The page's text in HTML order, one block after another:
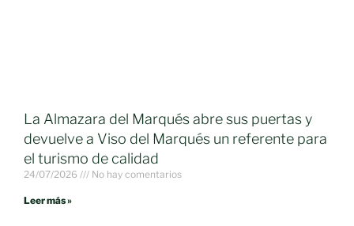
La Almazara del Marqués abre sus puertas y
devuelve a Viso del Marqués un referente para
el turismo de calidad
24/07/2026 No hay comentarios
Leer más »